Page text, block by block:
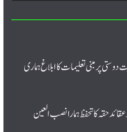
پر مبنی تعلیمات کا ابلاغ ہماری
حقہ کا تحفظ ہمارا نصب العین